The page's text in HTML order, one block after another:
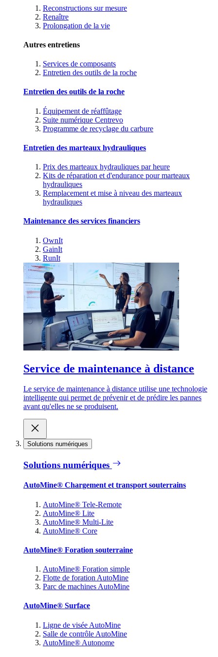
Reconstructions sur mesure
Renaître
Prolongation de la vie
Autres entretiens
Services de composants
Entretien des outils de la roche
Entretien des outils de la roche
Équipement de réaffûtage
Suite numérique Centrevo
Programme de recyclage du carbure
Entretien des marteaux hydrauliques
Prix des marteaux hydrauliques par heure
Kits de réparation et d'endurance pour marteaux
hydrauliques
Remplacement et mise à niveau des marteaux
hydrauliques
Maintenance des services financiers
OwnIt
GainIt
RunIt
Service de maintenance à distance
Le service de maintenance à distance utilise une technologie
intelligente qui permet de prévenir et de prédire les pannes
avant qu'elles ne se produisent.
Solutions numériques
Solutions numériques
AutoMine® Chargement et transport souterrains
AutoMine® Tele-Remote
AutoMine® Lite
AutoMine® Multi-Lite
AutoMine® Core
AutoMine® Foration souterraine
AutoMine® Foration simple
Flotte de foration AutoMine
Parc de machines AutoMine
AutoMine® Surface
Ligne de visée AutoMine
Salle de contrôle AutoMine
AutoMine® Autonome